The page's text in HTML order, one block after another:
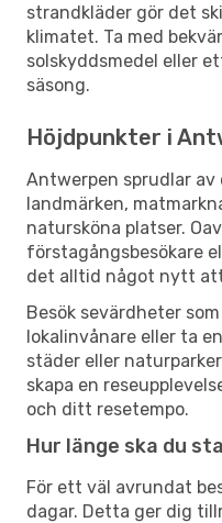
strandkläder gör det
klimatet. Ta med
solskyddsmedel eller
säsong.
Höjdpunkter i
Antwerpen sprudlar av
landmärken,
natursköna platser.
förstagångsbesökare
det alltid något nytt
Besök sevärdheter
lokalinvånare eller ta
städer eller
skapa en
och ditt resetempo.
Hur länge ska du
För ett väl avrundat
dagar. Detta ger dig